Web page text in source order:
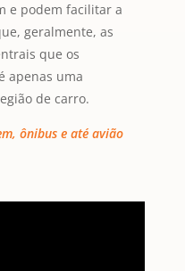
e podem facilitar a
geralmente, as
que os
apenas uma
de carro.
ônibus e até avião